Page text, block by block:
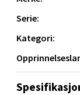
Serie:
Kategori: